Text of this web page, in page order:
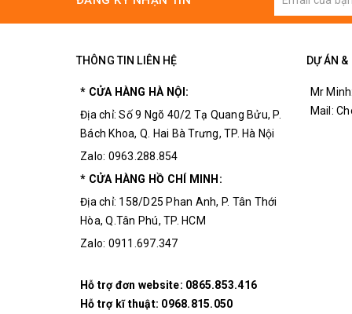
Khoảng cách phát hiện: 1mm đến 30cm có
ngoại)20mm × 11mm × 15mm (dài x rộng x
THÔNG TIN LIÊN HỆ
* CỬA HÀNG HÀ NỘI:
Địa chỉ: Số 9 Ngõ 40/2 Tạ Quang Bửu, P.
Bách Khoa, Q. Hai Bà Trưng, TP. Hà Nội
Zalo: 0963.288.854
* CỬA HÀNG HỒ CHÍ MINH:
Địa chỉ: 158/D25 Phan Anh, P. Tân Thới
Hòa, Q.Tân Phú, TP. HCM
Zalo: 0911.697.347
Hỗ trợ đơn website: 0865.853.416
Hỗ trợ kĩ thuật: 0968.815.050
DỰ ÁN &
Mr
Mail: